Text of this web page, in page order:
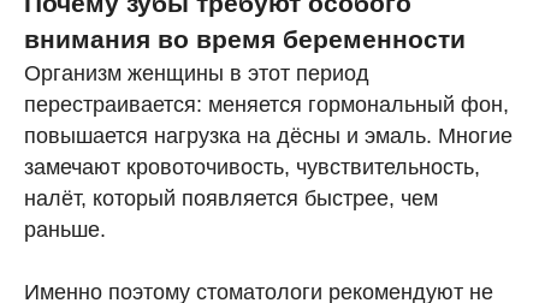
внимания во время беременности
Организм женщины в этот период
перестраивается: меняется гормональный фон,
повышается нагрузка на дёсны и эмаль. Многие
замечают кровоточивость, чувствительность,
налёт, который появляется быстрее, чем
раньше.
Именно поэтому стоматологи рекомендуют не